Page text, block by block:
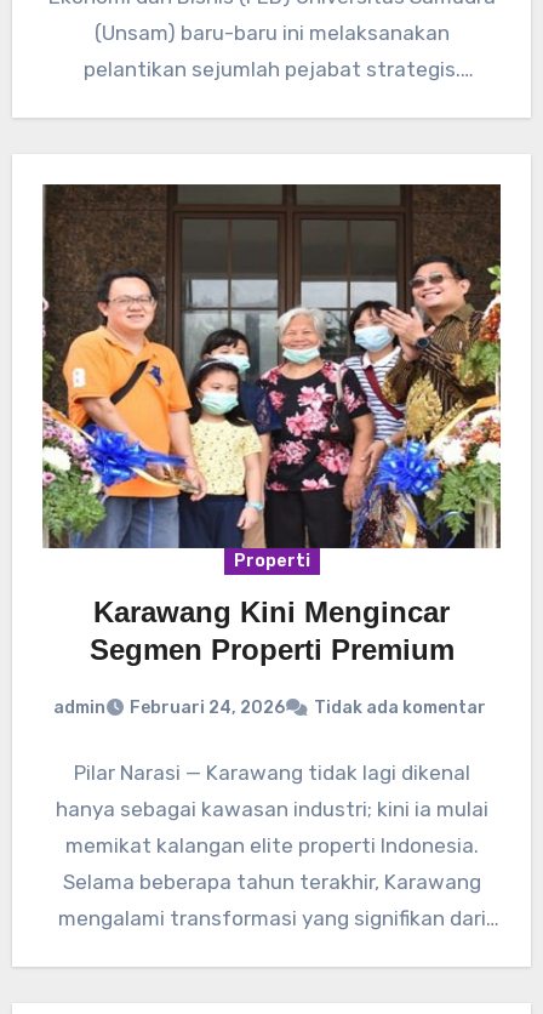
(Unsam) baru-baru ini melaksanakan
pelantikan sejumlah pejabat strategis.
Properti
Karawang Kini Mengincar
Segmen Properti Premium
admin Februari 24, 2026 Tidak ada komentar
Pilar Narasi — Karawang tidak lagi dikenal
hanya sebagai kawasan industri; kini ia mulai
memikat kalangan elite properti Indonesia.
Selama beberapa tahun terakhir, Karawang
mengalami transformasi yang signifikan dari